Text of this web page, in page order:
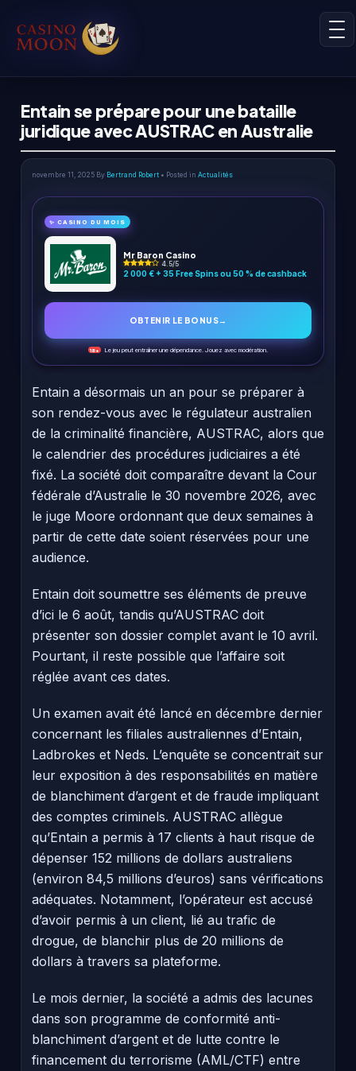
Entain se prépare pour une bataille
juridique avec AUSTRAC en Australie
novembre 11, 2025 By Bertrand Robert • Posted in Actualités
✨ CASINO DU MOIS
Mr Baron Casino
4.5/5
2 000 € + 35 Free Spins ou 50 % de cashback
OBTENIR LE BONUS→
18+ Le jeu peut entraîner une dépendance. Jouez avec modération.
Entain a désormais un an pour se préparer à
son rendez-vous avec le régulateur australien
de la criminalité financière, AUSTRAC, alors que
le calendrier des procédures judiciaires a été
fixé. La société doit comparaître devant la Cour
fédérale d’Australie le 30 novembre 2026, avec
le juge Moore ordonnant que deux semaines à
partir de cette date soient réservées pour une
audience.
Entain doit soumettre ses éléments de preuve
d’ici le 6 août, tandis qu’AUSTRAC doit
présenter son dossier complet avant le 10 avril.
Pourtant, il reste possible que l’affaire soit
réglée avant ces dates.
Un examen avait été lancé en décembre dernier
concernant les filiales australiennes d’Entain,
Ladbrokes et Neds. L’enquête se concentrait sur
leur exposition à des responsabilités en matière
de blanchiment d’argent et de fraude impliquant
des comptes criminels. AUSTRAC allègue
qu’Entain a permis à 17 clients à haut risque de
dépenser 152 millions de dollars australiens
(environ 84,5 millions d’euros) sans vérifications
adéquates. Notamment, l’opérateur est accusé
d’avoir permis à un client, lié au trafic de
drogue, de blanchir plus de 20 millions de
dollars à travers sa plateforme.
Le mois dernier, la société a admis des lacunes
dans son programme de conformité anti-
blanchiment d’argent et de lutte contre le
financement du terrorisme (AML/CTF) entre